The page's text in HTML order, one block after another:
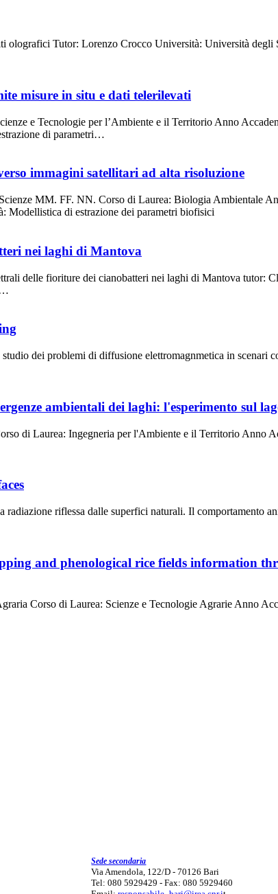
Tutor: Lorenzo Crocco Università: Università
misure in situ e dati telerilevati
e Tecnologie per l’Ambiente e il Territorio Anno
di parametri…
immagini satellitari ad alta risoluzione
MM. FF. NN. Corso di Laurea: Biologia Ambientale
Modellistica di estrazione dei parametri biofisici
nei laghi di Mantova
delle fioriture dei cianobatteri nei laghi di Mantova tutor:
dei problemi di diffusione elettromagnmetica in scenari
ambientali dei laghi: l'esperimento sul
di Laurea: Ingegneria per l'Ambiente e il Territorio Anno
riflessa dalle superfici naturali. Il comportamento
and phenological rice fields information
Corso di Laurea: Scienze e Tecnologie Agrarie Anno
Sede secondaria
Via Amendola, 122/D - 70126 Bari
Tel: 080 5929429 - Fax: 080 5929460